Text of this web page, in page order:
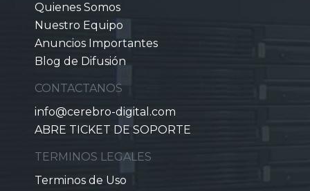
Quienes Somos
Nuestro Equipo
Anuncios Importantes
Blog de Difusión
CONTACTANOS
info@cerebro-digital.com
ABRE TICKET DE SOPORTE
TERMINOS LEGALES
Terminos de Uso